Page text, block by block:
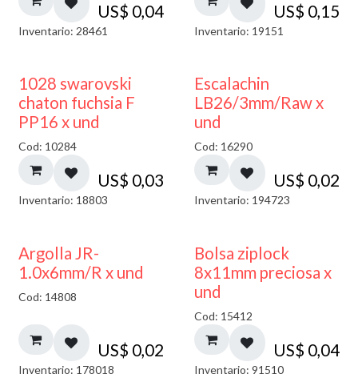
US$ 0,04
Inventario: 28461
US$ 0,15
Inventario: 19151
1028 swarovski
chaton fuchsia F
PP16 x und
Cod: 10284
US$ 0,03
Inventario: 18803
Escalachin
LB26/3mm/Raw x
und
Cod: 16290
US$ 0,02
Inventario: 194723
Argolla JR-
1.0x6mm/R x und
Cod: 14808
US$ 0,02
Inventario: 178018
¡NUEVO!
Bolsa ziplock
8x11mm preciosa x
und
Cod: 15412
US$ 0,04
Inventario: 91510